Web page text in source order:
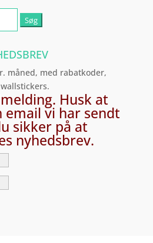
måned, med rabatkoder,
Husk at
vi har sendt
sikker på at
nyhedsbrev.